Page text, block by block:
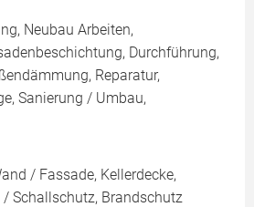
Neubau Arbeiten,
Durchführung,
Reparatur,
Sanierung / Umbau,
/ Fassade, Kellerdecke,
Schallschutz, Brandschutz